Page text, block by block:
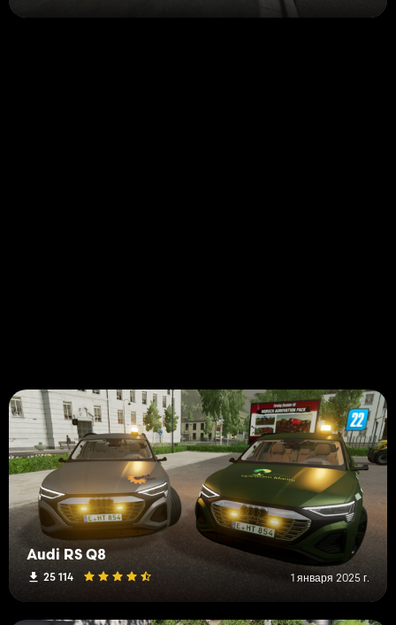
Audi RS Q8
25 114 1 января 2025 г.